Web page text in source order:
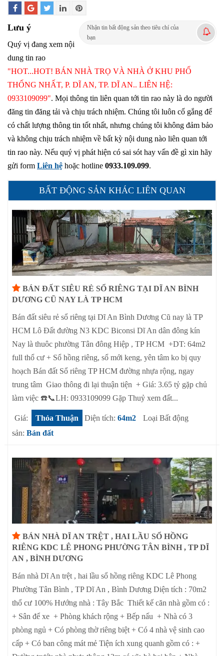
Nhận tin bất động sản theo tiêu chí của
bạn
Lưu ý
Quý vị đang xem nội
dung tin rao
"HOT...HOT! BÁN NHÀ TRỌ VÀ NHÀ Ở KHU PHỐ
THỐNG NHẤT, P. DĨ AN, TP. DĨ AN.. LIÊN HỆ:
0933109099". Mọi thông tin liên quan tới tin rao này là do người
đăng tin đăng tải và chịu trách nhiệm. Chúng tôi luôn cố gắng để
có chất lượng thông tin tốt nhất, nhưng chúng tôi không đảm bảo
và không chịu trách nhiệm về bất kỳ nội dung nào liên quan tới
tin rao này. Nếu quý vị phát hiện có sai sót hay vấn đề gì xin hãy
gửi form Liên hệ hoặc hotline 0933.109.099.
BẤT ĐỘNG SẢN KHÁC LIÊN QUAN
BÁN ĐẤT SIÊU RẺ SỔ RIÊNG TẠI DĨ AN BÌNH
DƯƠNG CŨ NAY LÀ TP HCM
Bán đất siêu rẻ sổ riêng tại Dĩ An Bình Dương Cũ nay là TP
HCM Lô Đất đường N3 KDC Biconsi Dĩ An dân đông kín
Nay là thuôc phường Tân đông Hiệp , TP HCM +DT: 64m2
full thổ cư + Sổ hồng riêng, sổ mới keng, yên tâm ko bị quy
hoạch Bán đất Sổ riêng TP HCM đường nhựa rộng, ngay
trung tâm Giao thông đi lại thuận tiện + Giá: 3.65 tỷ gặp chủ
làm việc ☎️📞LH: 0933109099 Gặp Thuỷ xem đất...
Giá: Thỏa Thuận Diện tích: 64m2
Loại Bất động
sản: Bán đất
BÁN NHÀ DĨ AN TRỆT , HAI LẦU SỔ HỒNG
RIÊNG KDC LÊ PHONG PHƯỜNG TÂN BÌNH , TP DĨ
AN , BÌNH DƯƠNG
Bán nhà Dĩ An trệt , hai lầu sổ hồng riêng KDC Lê Phong
Phường Tân Bình , TP Dĩ An , Bình Dương Diện tích : 70m2
thổ cư 100% Hướng nhà : Tây Bắc Thiết kế căn nhà gồm có :
+ Sân để xe + Phòng khách rộng + Bếp nấu + Nhà có 3
phòng ngủ + Có phòng thờ riêng biệt + Có 4 nhà vệ sinh cao
cấp + Có ban công mát mẻ Tiện ích xung quanh gồm có : +